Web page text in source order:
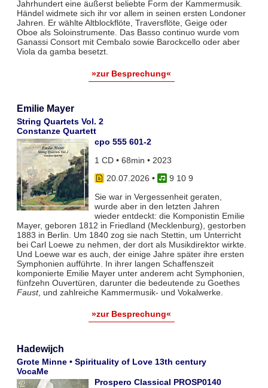
Jahrhundert eine äußerst beliebte Form der Kammermusik.
Händel widmete sich ihr vor allem in seinen ersten Londoner
Jahren. Er wählte Altblockflöte, Traversflöte, Geige oder
Oboe als Soloinstrumente. Das Basso continuo wurde vom
Ganassi Consort mit Cembalo sowie Barockcello oder aber
Viola da gamba besetzt.
»zur Besprechung«
Emilie Mayer
String Quartets Vol. 2
Constanze Quartett
cpo 555 601-2
1 CD • 68min • 2023
20.07.2026 •
9 10 9
Sie war in Vergessenheit geraten,
wurde aber in den letzten Jahren
wieder entdeckt: die Komponistin Emilie
Mayer, geboren 1812 in Friedland (Mecklenburg), gestorben
1883 in Berlin. Um 1840 zog sie nach Stettin, um Unterricht
bei Carl Loewe zu nehmen, der dort als Musikdirektor wirkte.
Und Loewe war es auch, der einige Jahre später ihre ersten
Symphonien aufführte. In ihrer langen Schaffenszeit
komponierte Emilie Mayer unter anderem acht Symphonien,
fünfzehn Ouvertüren, darunter die bedeutende zu Goethes
Faust, und zahlreiche Kammermusik- und Vokalwerke.
»zur Besprechung«
Hadewijch
Grote Minne • Spirituality of Love 13th century
VocaMe
Prospero Classical PROSP0140